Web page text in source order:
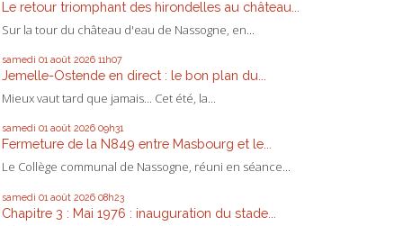
Le retour triomphant des hirondelles au château...
Sur la tour du château d'eau de Nassogne, en...
samedi 01 août 2026 11h07
Jemelle-Ostende en direct : le bon plan du...
Mieux vaut tard que jamais... Cet été, la...
samedi 01 août 2026 09h31
Fermeture de la N849 entre Masbourg et le...
Le Collège communal de Nassogne, réuni en séance...
samedi 01 août 2026 08h23
Chapitre 3 : Mai 1976 : inauguration du stade...